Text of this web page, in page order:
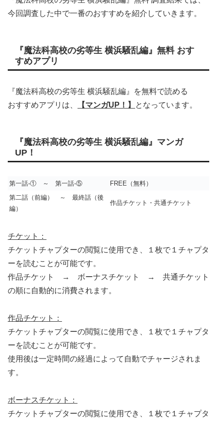
今回調査した中で一番のおすすめを紹介していきます。
『魔法科高校の劣等生 横浜騒乱編』無料 おす
すめアプリ
『魔法科高校の劣等生 横浜騒乱編』を無料で読める
おすすめアプリは、
【マンガUP！】 となっています。
『魔法科高校の劣等生 横浜騒乱編』マンガ
UP！
第一話-① ～ 第一話-⑤
FREE（無料）
第二話（前編） ～ 最終話（後
編）
作品チケット・共通チケット
チケット：
チケットチャプターの閲覧に使用でき、１枚で１チャプタ
ーを読むことが可能です。
作品チケット → ボーナスチケット → 共通チケット
の順に自動的に消費されます。
作品チケット：
チケットチャプターの閲覧に使用でき、１枚で１チャプタ
ーを読むことが可能です。
使用後は一定時間の経過によって自動でチャージされま
す。
ボーナスチケット：
チケットチャプターの閲覧に使用でき、１枚で１チャプタ